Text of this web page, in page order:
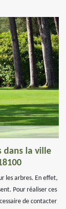
dans la ville
les arbres. En effet,
Pour réaliser ces
de contacter